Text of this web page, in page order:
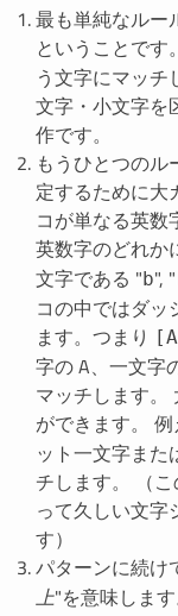
最も単純なルー
ということです
う文字にマッ
文字・小文字を
作です。
もうひとつの
定するために大
コが単なる英
英数字のどれか
文字である "b", "
コの中ではダ
ます。つまり
字の A、一文字
マッチします。
ができます。
ット一文字ま
チします。 （
って久しい文
す）
パターンに続け
上"を意味しま